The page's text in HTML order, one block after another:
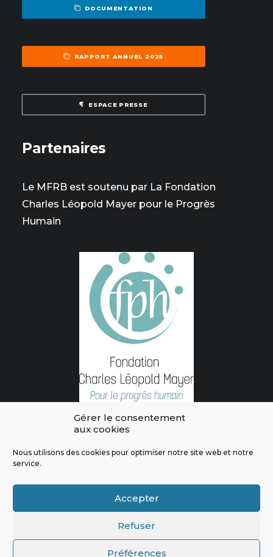
Gérer le consentement
aux cookies
Nous utilisons des cookies pour optimiser notre site web et notre
service.
Accepter
Refuser
Préférences
DOCUMENTATION
RAPPORT ANNUEL 2025
ESPACE PRESSE
Partenaires
Le MFRB est soutenu par La Fondation
Charles Léopold Mayer pour le Progrès
Humain
L'intégralité des contenus de ce site sont publiés sous licence
|Politique de confidentialité